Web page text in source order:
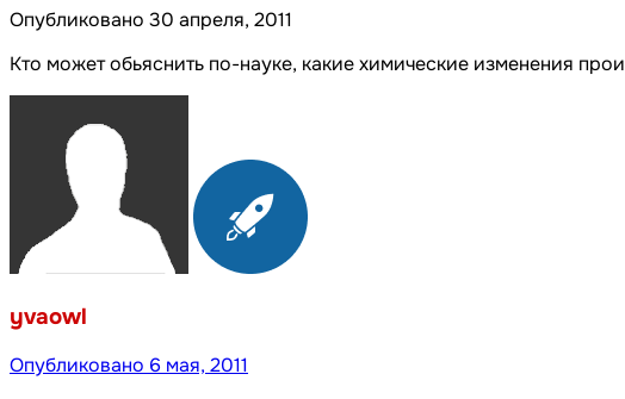
Опубликовано 30 апреля, 2011
Кто может обьяснить по-науке, какие химические изменения
yvaowl
Опубликовано 6 мая, 2011